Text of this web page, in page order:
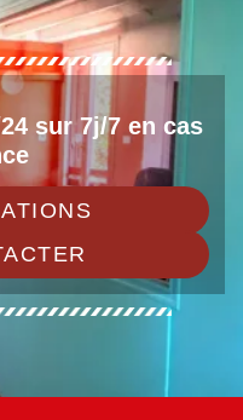
sur 7j/7 en cas